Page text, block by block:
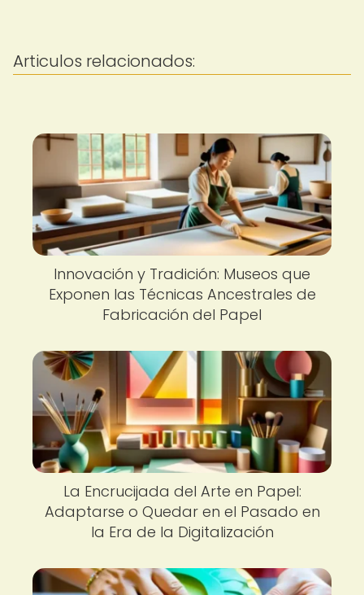
Articulos relacionados:
Innovación y Tradición: Museos que
Exponen las Técnicas Ancestrales de
Fabricación del Papel
La Encrucijada del Arte en Papel:
Adaptarse o Quedar en el Pasado en
la Era de la Digitalización